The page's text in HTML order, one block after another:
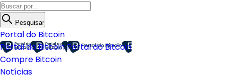
Pesquisar
Portal do Bitcoin
Portal do BitcoinPortal do Bitcoin
Compre Bitcoin
Notícias